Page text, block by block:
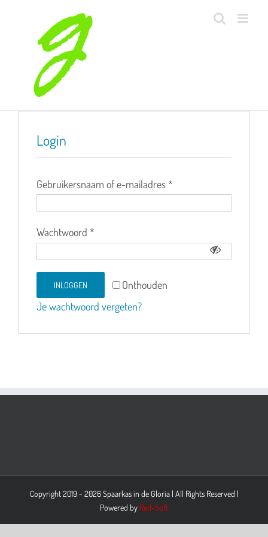
Login
Gebruikersnaam of e-mailadres*
Wachtwoord *
Onthouden
INLOGGEN
Je wachtwoord vergeten?
Copyright 2019 - 2026 Spaarkas in de Gloria | All Rights Reserved |
Powered by Red-Soft